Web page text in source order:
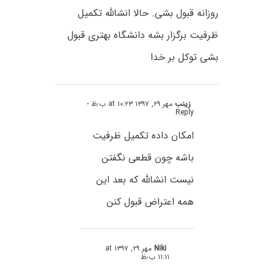
روزانه قبول بشی. حالا انشالله تکمیل
ظرفیت برگزار بشه دانشگاه بهتری قبول
بشی توکل بر خدا
زینبمهر ۲۹, ۱۳۹۷ at ۱۰:۲۳ ب٫ظ -
Reply
امکان داده تکمیل ظرفیت
باشه چون قطعی نگفتن
نیست انشالله که بعد این
همه اعتراض قبول کنن
Niki مهر ۲۹, ۱۳۹۷ at
۱۱:۱۱ ب٫ظ